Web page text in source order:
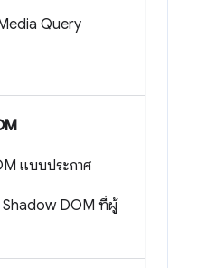
Query
แบบประกาศ
Shadow DOM ที่ผู้